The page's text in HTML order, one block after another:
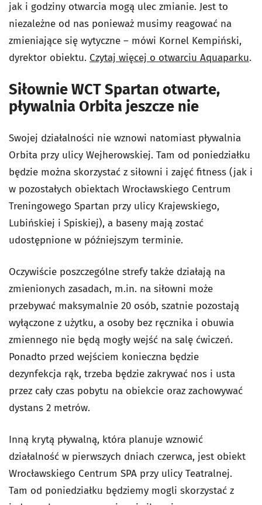
jak i godziny otwarcia mogą ulec zmianie. Jest to
niezależne od nas ponieważ musimy reagować na
zmieniające się wytyczne – mówi Kornel Kempiński,
dyrektor obiektu. Czytaj więcej o otwarciu Aquaparku.
Siłownie WCT Spartan otwarte,
pływalnia Orbita jeszcze nie
Swojej działalności nie wznowi natomiast pływalnia
Orbita przy ulicy Wejherowskiej. Tam od poniedziałku
będzie można skorzystać z siłowni i zajęć fitness (jak i
w pozostałych obiektach Wrocławskiego Centrum
Treningowego Spartan przy ulicy Krajewskiego,
Lubińskiej i Spiskiej), a baseny mają zostać
udostępnione w późniejszym terminie.
Oczywiście poszczególne strefy także działają na
zmienionych zasadach, m.in. na siłowni może
przebywać maksymalnie 20 osób, szatnie pozostają
wyłączone z użytku, a osoby bez ręcznika i obuwia
zmiennego nie będą mogły wejść na salę ćwiczeń.
Ponadto przed wejściem konieczna będzie
dezynfekcja rąk, trzeba będzie zakrywać nos i usta
przez cały czas pobytu na obiekcie oraz zachowywać
dystans 2 metrów.
Inną krytą pływalną, która planuje wznowić
działalność w pierwszych dniach czerwca, jest obiekt
Wrocławskiego Centrum SPA przy ulicy Teatralnej.
Tam od poniedziałku będziemy mogli skorzystać z